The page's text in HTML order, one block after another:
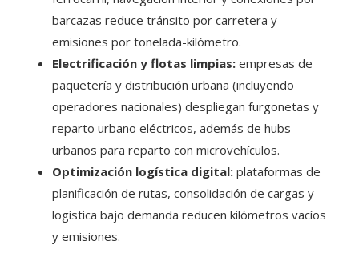
barcazas reduce tránsito por carretera y
emisiones por tonelada-kilómetro.
Electrificación y flotas limpias: empresas de
paquetería y distribución urbana (incluyendo
operadores nacionales) despliegan furgonetas y
reparto urbano eléctricos, además de hubs
urbanos para reparto con microvehículos.
Optimización logística digital: plataformas de
planificación de rutas, consolidación de cargas y
logística bajo demanda reducen kilómetros vacíos
y emisiones.